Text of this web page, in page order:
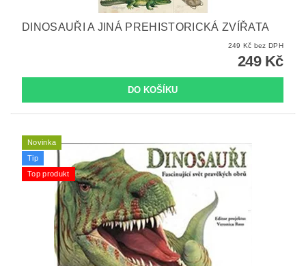
DINOSAUŘI A JINÁ PREHISTORICKÁ ZVÍŘATA
249 Kč bez DPH
249 Kč
Novinka
Tip
Top produkt